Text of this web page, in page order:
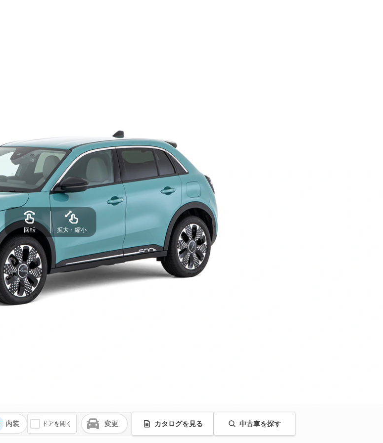
内装 ドアを開く 変更 カタログを見る 中古車を探す
回転 拡大・縮小